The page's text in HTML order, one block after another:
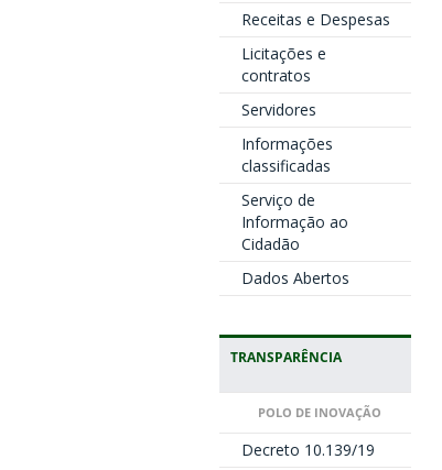
Receitas e Despesas
Licitações e
contratos
Servidores
Informações
classificadas
Serviço de
Informação ao
Cidadão
Dados Abertos
TRANSPARÊNCIA
POLO DE INOVAÇÃO
Decreto 10.139/19